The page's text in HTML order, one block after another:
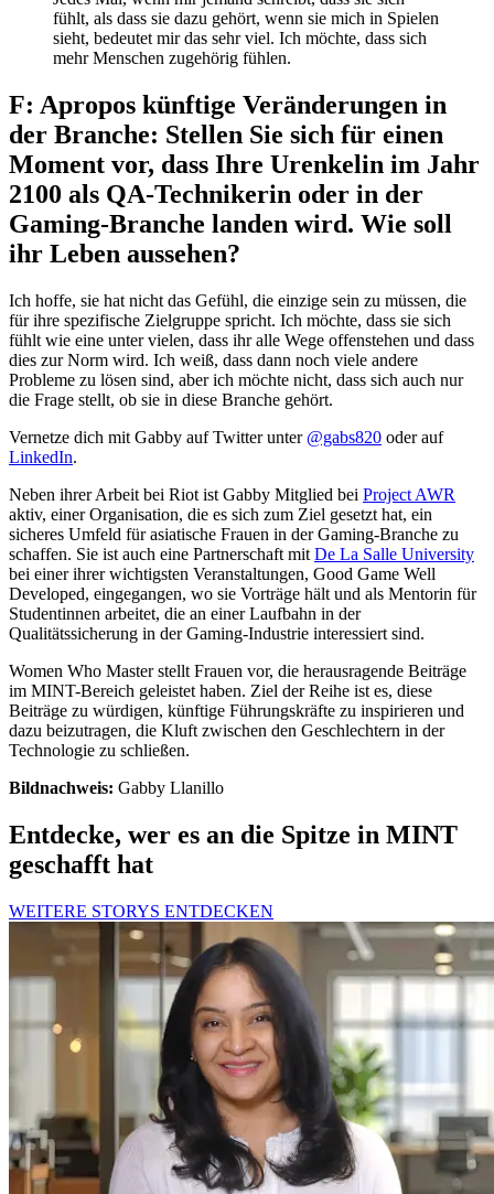
fühlt, als dass sie dazu gehört, wenn sie mich in Spielen
sieht, bedeutet mir das sehr viel. Ich möchte, dass sich
mehr Menschen zugehörig fühlen.
F: Apropos künftige Veränderungen in
der Branche: Stellen Sie sich für einen
Moment vor, dass Ihre Urenkelin im Jahr
2100 als QA-Technikerin oder in der
Gaming-Branche landen wird. Wie soll
ihr Leben aussehen?
Ich hoffe, sie hat nicht das Gefühl, die einzige sein zu müssen, die
für ihre spezifische Zielgruppe spricht. Ich möchte, dass sie sich
fühlt wie eine unter vielen, dass ihr alle Wege offenstehen und dass
dies zur Norm wird. Ich weiß, dass dann noch viele andere
Probleme zu lösen sind, aber ich möchte nicht, dass sich auch nur
die Frage stellt, ob sie in diese Branche gehört.
Vernetze dich mit Gabby auf Twitter unter @gabs820 oder auf
LinkedIn.
Neben ihrer Arbeit bei Riot ist Gabby Mitglied bei Project AWR
aktiv, einer Organisation, die es sich zum Ziel gesetzt hat, ein
sicheres Umfeld für asiatische Frauen in der Gaming-Branche zu
schaffen. Sie ist auch eine Partnerschaft mit De La Salle University
bei einer ihrer wichtigsten Veranstaltungen, Good Game Well
Developed, eingegangen, wo sie Vorträge hält und als Mentorin für
Studentinnen arbeitet, die an einer Laufbahn in der
Qualitätssicherung in der Gaming-Industrie interessiert sind.
Women Who Master stellt Frauen vor, die herausragende Beiträge
im MINT-Bereich geleistet haben. Ziel der Reihe ist es, diese
Beiträge zu würdigen, künftige Führungskräfte zu inspirieren und
dazu beizutragen, die Kluft zwischen den Geschlechtern in der
Technologie zu schließen.
Bildnachweis: Gabby Llanillo
Entdecke, wer es an die Spitze in MINT
geschafft hat
WEITERE STORYS ENTDECKEN